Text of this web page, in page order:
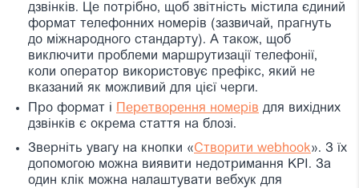
дзвінків. Це потрібно, щоб звітність містила єдиний
формат телефонних номерів (зазвичай, прагнуть
до міжнародного стандарту). А також, щоб
виключити проблеми маршрутизації телефонії,
коли оператор використовує префікс, який не
вказаний як можливий для цієї черги.
Про формат і Перетворення номерів для вихідних
дзвінків є окрема стаття на блозі.
Зверніть увагу на кнопки «Створити webhook». З їх
допомогою можна виявити недотримання KPI. За
один клік можна налаштувати вебхук для